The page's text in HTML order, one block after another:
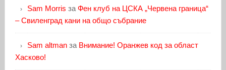
Sam Morris за Фен клуб на ЦСКА „Червена граница“
– Свиленград кани на общо събрание
Sam altmanза Внимание! Оранжев код за област
Хасково!